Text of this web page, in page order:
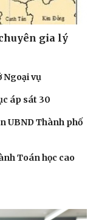
- Gia đình
gia lý
Ngoại vụ
áp sát 30
UBND Thành phố
Toán học cao